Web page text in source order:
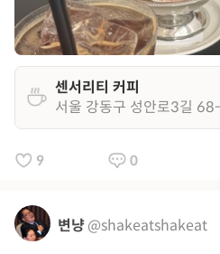
센서리티 커피
서울 강동구 성안로3길
9 0
변냥@shakeatshakeat